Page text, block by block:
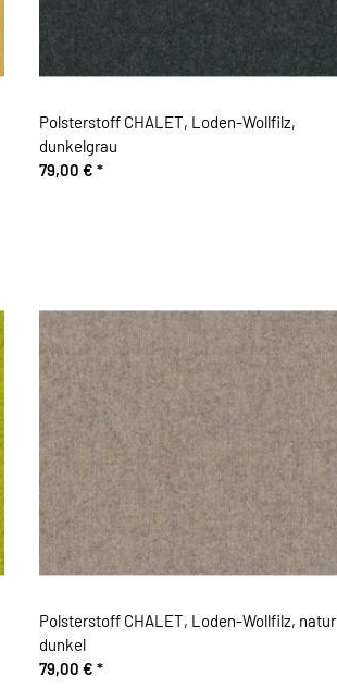
Polsterstoff CHALET, Loden-Wollfilz,
dunkelgrau
79,00 € *
Polsterstoff CHALET, Loden-Wollfilz, natur
dunkel
79,00 € *